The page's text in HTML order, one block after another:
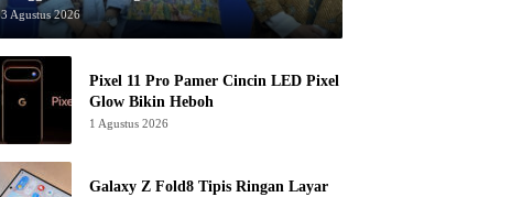
3 Agustus 2026
Pixel 11 Pro Pamer Cincin LED Pixel
Glow Bikin Heboh
1 Agustus 2026
Galaxy Z Fold8 Tipis Ringan Layar